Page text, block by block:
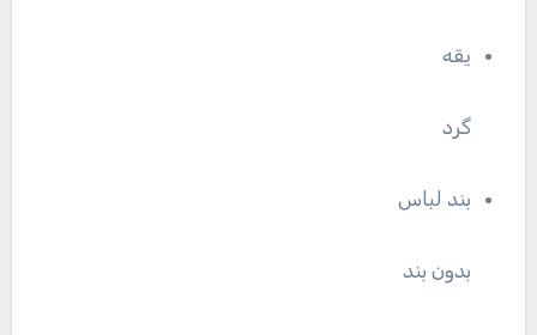
یقه
گرد
بند لباس
بدون بند